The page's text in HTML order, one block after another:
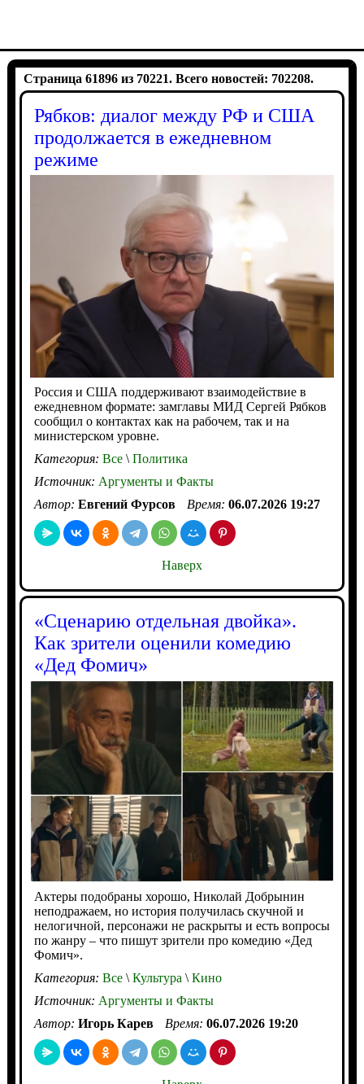
Страница 61896 из 70221. Всего новостей: 702208.
Рябков: диалог между РФ и США
продолжается в ежедневном
режиме
Россия и США поддерживают взаимодействие в
ежедневном формате: замглавы МИД Сергей Рябков
сообщил о контактах как на рабочем, так и на
министерском уровне.
Категория: Все\Политика
Источник: Аргументы и Факты
Автор: Евгений Фурсов Время: 06.07.2026 19:27
Наверх
«Сценарию отдельная двойка».
Как зрители оценили комедию
«Дед Фомич»
Актеры подобраны хорошо, Николай Добрынин
неподражаем, но история получилась скучной и
нелогичной, персонажи не раскрыты и есть вопросы
по жанру – что пишут зрители про комедию «Дед
Фомич».
Категория: Все\Культура \Кино
Источник: Аргументы и Факты
Автор: Игорь Карев Время: 06.07.2026 19:20